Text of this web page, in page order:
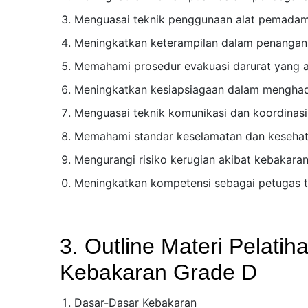
Menguasai teknik penggunaan alat
Meningkatkan keterampilan dalam
Memahami prosedur evakuasi darurat yang
Meningkatkan kesiapsiagaan dalam
Menguasai teknik komunikasi dan
Memahami standar keselamatan dan
Mengurangi risiko kerugian akibat
Meningkatkan kompetensi sebagai
3. Outline Materi
Kebakaran Grade D
Dasar-Dasar Kebakaran